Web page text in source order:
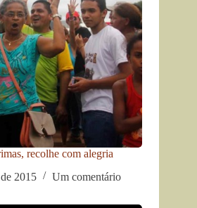
recolhe com alegria
2015
Um comentário